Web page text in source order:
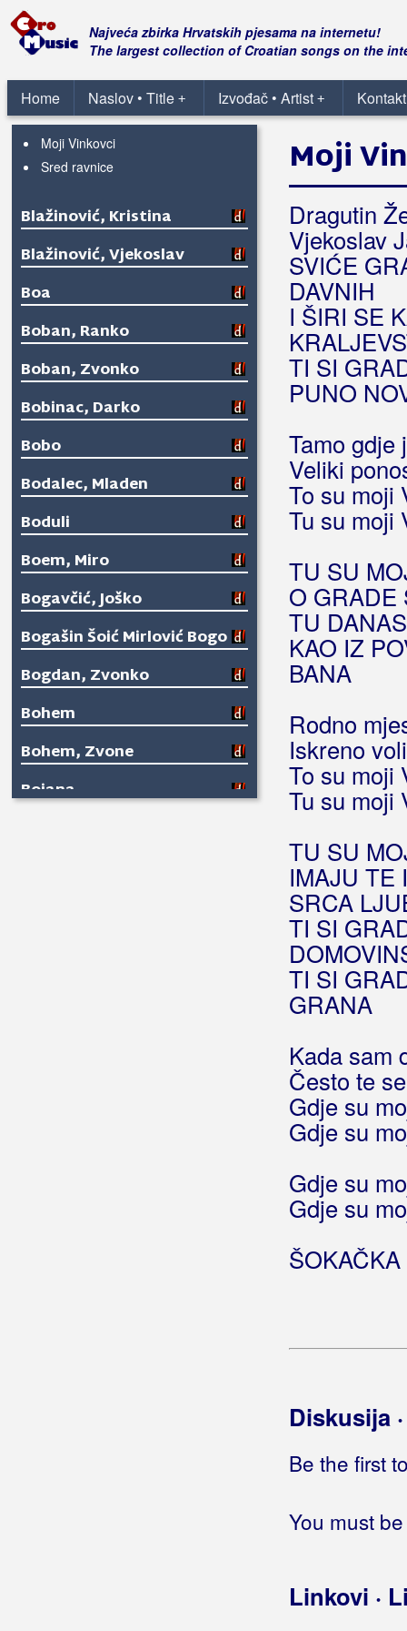
Najveća zbirka Hrvatskih pjesama na internetu!
The largest collection of Croatian songs on the
Home +
Naslov • Title +
Izvođač • Artist
Blanša
Blažinkov, Marinko
Moji Vinkovci
Sred ravnice
Blažinović, Kristina
Blažinović, Vjekoslav
Boa
Boban, Ranko
Boban, Zvonko
Bobinac, Darko
Bobo
Bodalec, Mladen
Boduli
Boem, Miro
Bogavčić, Joško
Bogašin Šoić Mirlović Bogo
Bogdan, Zvonko
Bohem
Bohem, Zvone
Bojana
Moji
Dragutin
Vjekoslav
SVIĆE
DAVNIH
I ŠIRI SE
TI SI
PUNO
Tamo gdje
Veliki
To su moji
Tu su moji
TU SU
O GRADE
TU
KAO IZ
BANA
Rodno
Iskreno
To su moji
Tu su moji
TU SU
IMAJU TE
SRCA
TI SI
TI SI
GRANA
Kada sam
Često te
Gdje su
Gdje su
Gdje su
Gdje su
Diskusija
Be the first
You must
Linkovi ·